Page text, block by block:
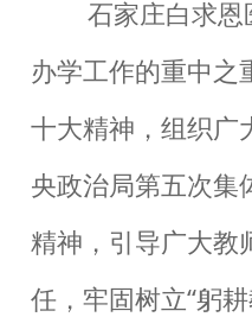
石家庄白求恩医
办学工作的重中之
十大精神，组织广
央政治局第五次集
精神，引导广大教
任，牢固树立“躬